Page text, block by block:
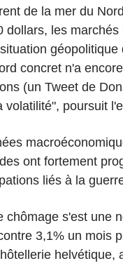
de la mer du
dollars, les
géopolitique
concret n'a
(un Tweet de
volatilité", poursuit
ont fortement
liés à la
chômage s'est une
3,1% un mois
helvétique,